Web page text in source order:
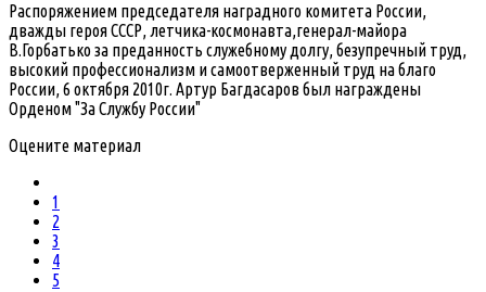
Распоряжением председателя наградного комитета России,
дважды героя СССР, летчика-космонавта,генерал-майора
В.Горбатько за преданность служебному долгу, безупречный труд,
высокий профессионализм и самоотверженный труд на благо
России, 6 октября 2010г. Артур Багдасаров был награждены
Орденом "За Службу России"
Оцените материал
1
2
3
4
5